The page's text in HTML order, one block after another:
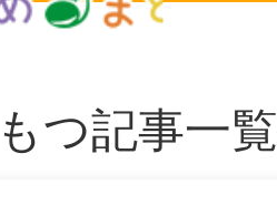
つ記事一覧